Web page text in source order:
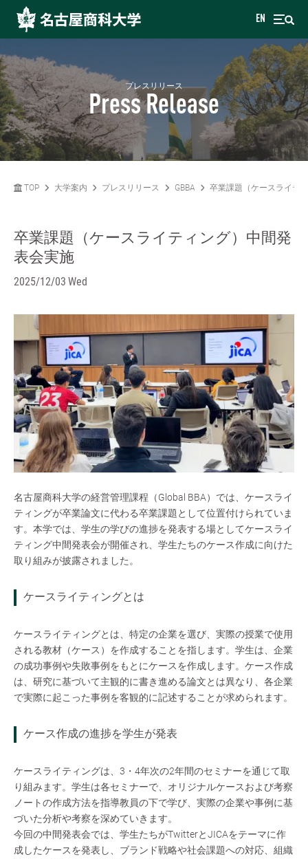
EN
プレスリリース
Press Release
TOP 大学案内 プレスリリース GBBA 卒業課題（ケースライテ
卒業課題（ケースライティング）中間発
表会実施
2025/12/03 Wed
名古屋商科大学の経営管理課程（Global BBA）では、ケースライ
ティングが卒業論文に代わる卒業課題として位置付けられていま
す。本学では、学生の学びの進捗を発表する場としてケースライ
ティング中間発表会が開催され、学生たちのケース作成に向けた
取り組みが披露されました。
ケースライティングとは
ケースライティングとは、特定の企業を選び、実際の授業で使用
される教材（ケース）を作成することを指します。学生は、企業
の成功事例や失敗事例をもとにケースを作成します。ケース作成
は、研究に基づいて主観的に書き進める論文とは異なり、各企業
で実際に起こった事例を客観的に記述することが求められます。
ケース作成の進捗を学生が発表
ケースライティングは、3・4年次の2年間のセミナーを通じて取
り組みます。学生は各セミナーで、オリジナルケースおよび考察
ノートの作成方法を指導教員の下で学び、実際の企業や事例に基
づいた分析や考察を深めていきます。
今回の中間発表会では、学生たちがTwitterとJICAをテーマに作
成したケースを発表し、ブランド戦略や社会課題への対応、組織